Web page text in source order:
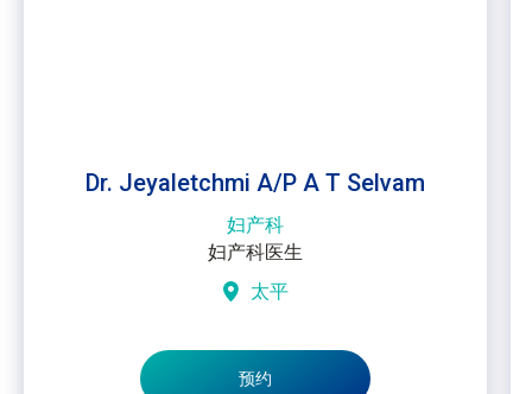
Dr. Jeyaletchmi A/P A T Selvam
妇产科
妇产科医生
太平
预约